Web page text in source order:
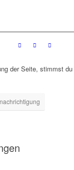
der Seite, stimmst du